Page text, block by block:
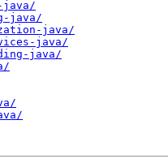
java/
java/
java/
java/